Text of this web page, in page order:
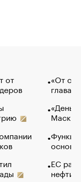
от
«От
глава
Маск в
основ
ЕС
нефти